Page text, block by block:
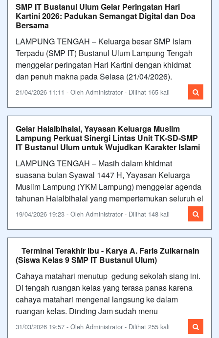
SMP IT Bustanul Ulum Gelar Peringatan Hari
Kartini 2026: Padukan Semangat Digital dan Doa
Bersama
LAMPUNG TENGAH – Keluarga besar SMP Islam
Terpadu (SMP IT) Bustanul Ulum Lampung Tengah
menggelar peringatan Hari Kartini dengan khidmat
dan penuh makna pada Selasa (21/04/2026).
21/04/2026 11:11 - Oleh Administrator - Dilihat 165 kali
Gelar Halalbihalal, Yayasan Keluarga Muslim
Lampung Perkuat Sinergi Lintas Unit TK-SD-SMP
IT Bustanul Ulum untuk Wujudkan Karakter Islami
LAMPUNG TENGAH – Masih dalam khidmat
suasana bulan Syawal 1447 H, Yayasan Keluarga
Muslim Lampung (YKM Lampung) menggelar agenda
tahunan Halalbihalal yang mempertemukan seluruh el
19/04/2026 19:23 - Oleh Administrator - Dilihat 148 kali
Terminal Terakhir Ibu - Karya A. Faris Zulkarnain
(Siswa Kelas 9 SMP IT Bustanul Ulum)
Cahaya matahari menutup gedung sekolah siang ini.
Di tengah ruangan kelas yang terasa panas karena
cahaya matahari mengenai langsung ke dalam
ruangan kelas. Dinding Jam sudah menu
31/03/2026 19:57 - Oleh Administrator - Dilihat 255 kali